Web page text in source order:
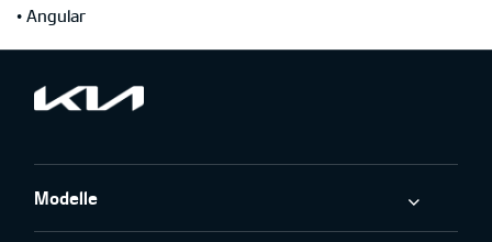
• Angular
Modelle